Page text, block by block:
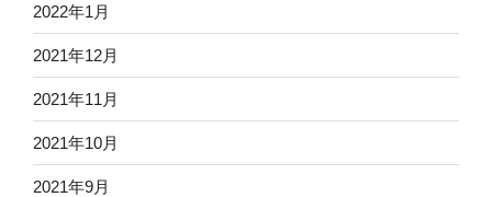
2022年1月
2021年12月
2021年11月
2021年10月
2021年9月